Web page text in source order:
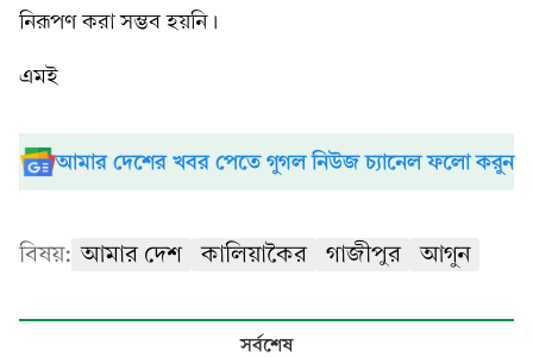
নিরূপণ করা সম্ভব হয়নি।
এমই
আমার দেশের খবর পেতে গুগল নিউজ চ্যানেল ফলো করুন
বিষয়: আমার দেশ কালিয়াকৈর গাজীপুর আগুন
সর্বশেষ